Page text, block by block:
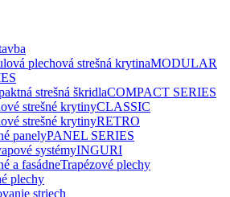
plechová strešná krytinaMODULAR
strešná škridlaCOMPACT SERIES
strešné krytinyCLASSIC
strešné krytinyRETRO
panelyPANEL SERIES
systémyINGURI
a fasádneTrapézové plechy
plechy
striech